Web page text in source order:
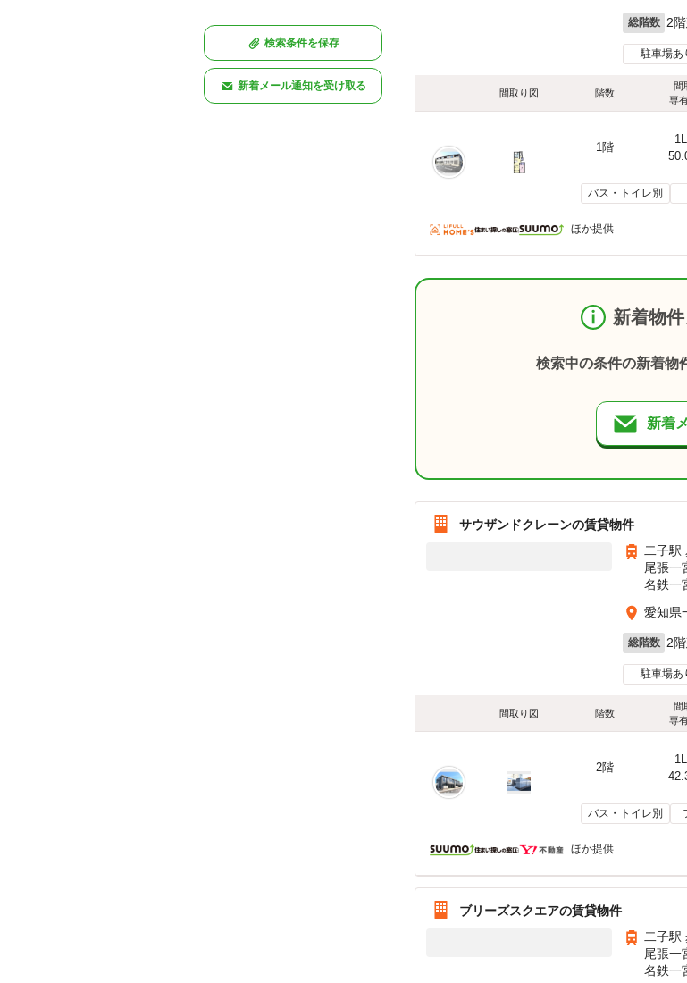
検索条件を保存
新着メール通知を受け取る
総階数 2
駐車場あ
間取り図 階数
間
専
1階
バス・トイレ別
ほか提供
新着物
検索中の条件の新着物
新着
サウザンドクレーンの賃貸物件
二子駅
尾張一
名鉄一
愛知県
総階数 2
駐車場あ
間取り図 階数
間
専
2階
バス・トイレ別
ほか提供
ブリーズスクエアの賃貸物件
二子駅
尾張一
名鉄一